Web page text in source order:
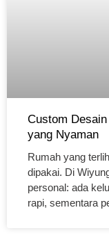
Custom
yang Nyaman
Rumah yang
dipakai. Di
personal: ada
rapi, sementara